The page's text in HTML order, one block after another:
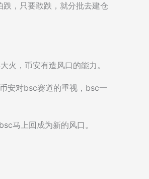
，只要敢跌，就分批去建仓
火，币安有造风口的能力。
安对bsc赛道的重视，bsc一
马上回成为新的风口。